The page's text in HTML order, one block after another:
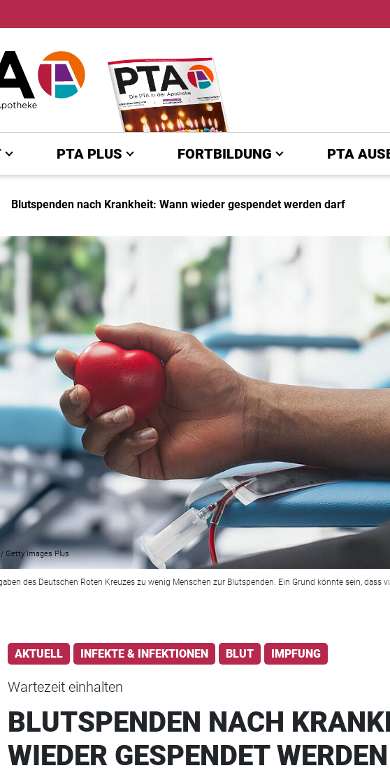
PTA PLUS FORTBILDUNG PTA
Blutspenden nach Krankheit: Wann wieder gespendet werden darf
Getty Images Plus
des Deutschen Roten Kreuzes zu wenig Menschen zur Blutspenden. Ein Grund könnte sein, dass
AKTUELL INFEKTE & INFEKTIONEN BLUT IMPFUNG
Wartezeit einhalten
BLUTSPENDEN NACH
WIEDER GESPENDET